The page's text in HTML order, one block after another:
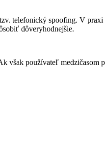
telefonický spoofing. V
dôveryhodnejšie.
však používateľ